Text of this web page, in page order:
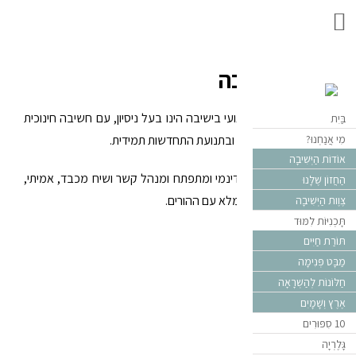
צוות הישיבה
הצוות החינוכי והמקצועי בישיבה הינו בעל ניסיון, עם חשיבה חינוכית
וקשובה, בראש פתוח ובתנועת התחדשות תמידית.
הצוות מגוון, מגובש, דינמי ומתפתח ומנהל קשר ושיח מכבד, אמיתי,
קרוב ומכיל ובשיתוף מלא עם ההורים.
בַּיִת
מִי אֲנַחְנוּ?
אוֹדוֹת הַיְּשִׁיבָה
הַחֲזוֹן שֶׁלָּנוּ
צֶּוֶות הַיְּשִׁיבָה
תָּכְנִיּוֹת לִמּוּד
תּוֹרַת חַיִּים
מַבָּט פְּנִימָה
חַלּוֹנוֹת לְהַשְׁרָאָה
אֶרֶץ וְשָׁמָיִם
10 סִפּוּרִים
גָּלֶרְיָה